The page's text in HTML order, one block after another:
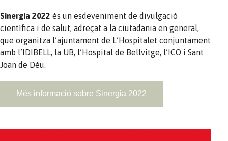
Sinergia 2022 és un esdeveniment de divulgació
científica i de salut, adreçat a la ciutadania en general,
que organitza l’ajuntament de L’Hospitalet conjuntament
amb l’IDIBELL, la UB, l’Hospital de Bellvitge, l’ICO i Sant
Joan de Déu.
Més informació sobre Sinergia 2022